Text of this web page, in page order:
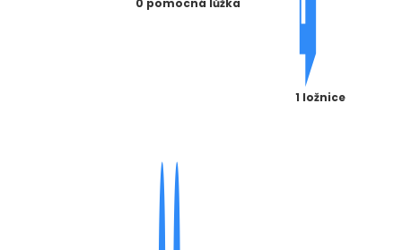
0 pomocná lůžka
1 ložnice